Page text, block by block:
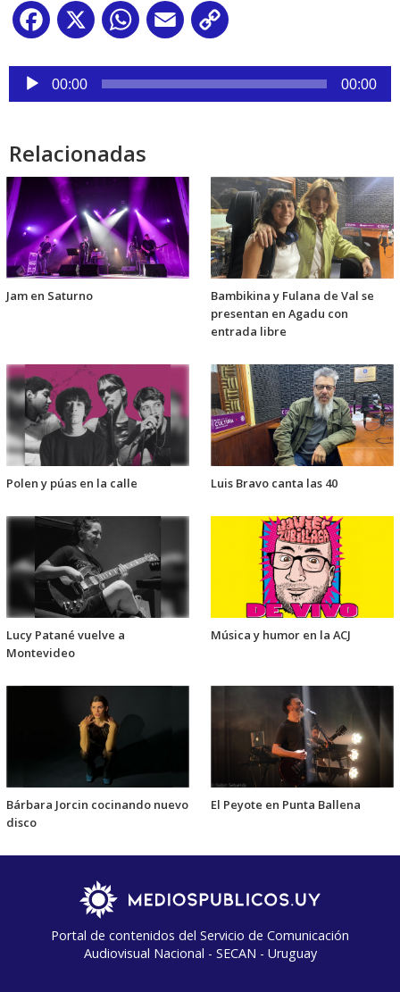
Facebook
X WhatsApp
Email
Reproductor
audio
00:00 00:00
Relacionadas
Jam en Saturno
Bambikina y Fulana de Val se
presentan en Agadu con
entrada libre
Polen y púas en la calle Luis Bravo canta las 40
Lucy Patané vuelve a
Montevideo
Música y humor en la ACJ
Bárbara Jorcin cocinando nuevo
disco
El Peyote en Punta Ballena
Portal de contenidos del Servicio de Comunicación
Audiovisual Nacional - SECAN - Uruguay